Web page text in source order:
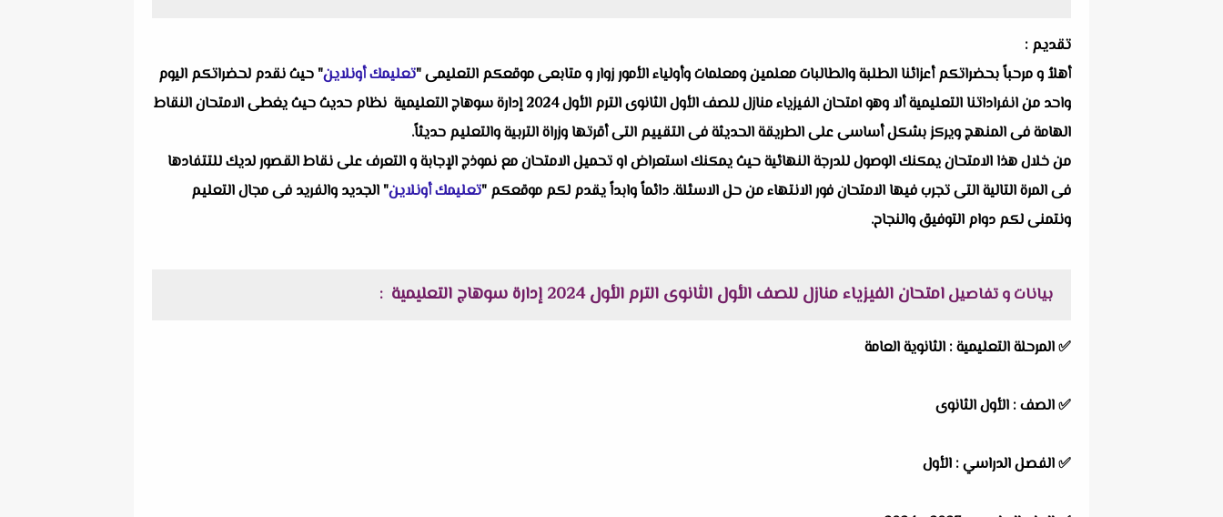
تقديم :
أهلاُ و مرحباً بحضراتكم أعزائنا الطلبة والطالبات معلمين ومعلمات وأولياء الأمور زوار و متابعى موقعكم التعليمى "تعليمك أونلاين" حيث نقدم لحضراتكم اليوم
واحد من انفراداتنا التعليمية ألا وهو امتحان الفيزياء منازل للصف الأول الثانوى الترم الأول 2024 إدارة سوهاج التعليمية نظام حديث حيث يغطى الامتحان النقاط
الهامة فى المنهج ويركز بشكل أساسى على الطريقة الحديثة فى التقييم التى أقرتها وزراة التربية والتعليم حديثاً.
من خلال هذا الامتحان يمكنك الوصول للدرجة النهائية حيث يمكنك استعراض او تحميل الامتحان مع نموذج الإجابة و التعرف على نقاط القصور لديك للتتفادها
فى المرة التالية التى تجرب فيها الامتحان فور الانتهاء من حل الاسئلة. دائماً وابداً يقدم لكم موقعكم "تعليمك أونلاين" الجديد والفريد فى مجال التعليم
ونتمنى لكم دوام التوفيق والنجاح.
بيانات و تفاصيلامتحان الفيزياء منازل للصف الأول الثانوى الترم الأول 2024 إدارة سوهاج التعليمية :
✅المرحلة التعليمية : الثانوية العامة
✅الصف : الأول الثانوى
✅الفصل الدراسي : الأول